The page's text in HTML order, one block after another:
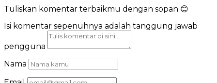
Tuliskan komentar terbaikmu dengan sopan 😊
Isi komentar sepenuhnya adalah tanggung jawab
pengguna
Nama